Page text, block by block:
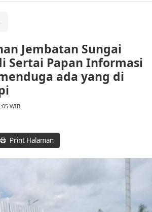
Jembatan Sungai
Sertai Papan Informasi
ada yang di
WIB
Print Halaman